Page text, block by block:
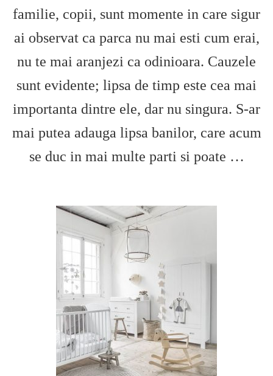
familie, copii, sunt momente in care sigur
ai observat ca parca nu mai esti cum erai,
nu te mai aranjezi ca odinioara. Cauzele
sunt evidente; lipsa de timp este cea mai
importanta dintre ele, dar nu singura. S-ar
mai putea adauga lipsa banilor, care acum
se duc in mai multe parti si poate …